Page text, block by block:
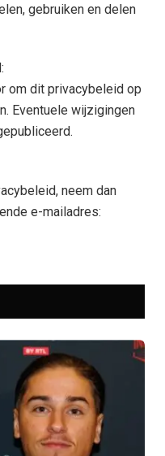
gebruiken en delen
om dit privacybeleid op
Eventuele wijzigingen
neem dan
e-mailadres: